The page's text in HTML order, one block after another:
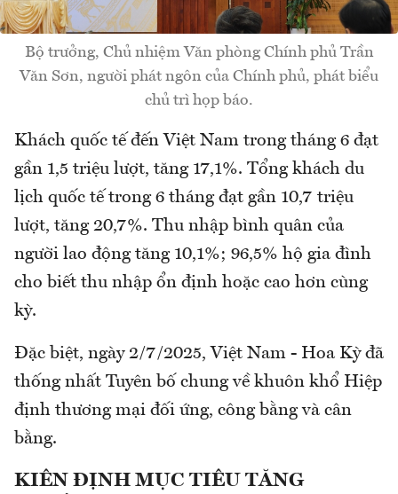
Bộ trưởng, Chủ nhiệm Văn phòng Chính phủ Trần
Văn Sơn, người phát ngôn của Chính phủ, phát biểu
chủ trì họp báo.
Khách quốc tế đến Việt Nam trong tháng 6 đạt
gần 1,5 triệu lượt, tăng 17,1%. Tổng khách du
lịch quốc tế trong 6 tháng đạt gần 10,7 triệu
lượt, tăng 20,7%. Thu nhập bình quân của
người lao động tăng 10,1%; 96,5% hộ gia đình
cho biết thu nhập ổn định hoặc cao hơn cùng
kỳ.
Đặc biệt, ngày 2/7/2025, Việt Nam - Hoa Kỳ đã
thống nhất Tuyên bố chung về khuôn khổ Hiệp
định thương mại đối ứng, công bằng và cân
bằng.
KIÊN ĐỊNH MỤC TIÊU TĂNG